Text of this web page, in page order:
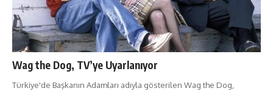
Wag the Dog, TV’ye Uyarlanıyor
Türkiye'de Başkanın Adamları adıyla gösterilen Wag the Dog,